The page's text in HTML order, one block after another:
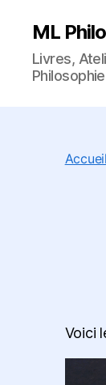
ML
Livres,
Philosophie
Accueil
Voici